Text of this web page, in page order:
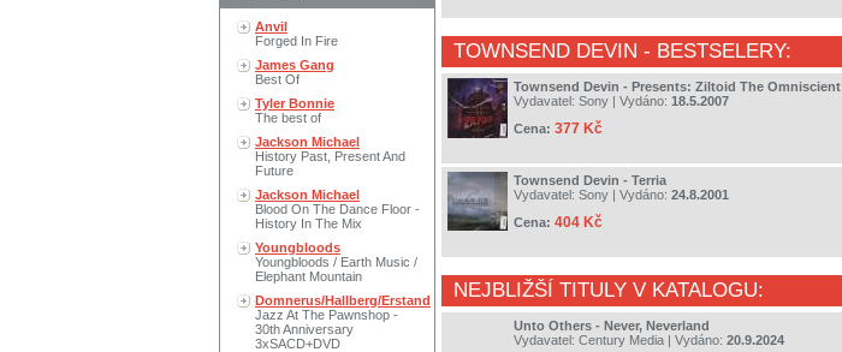
Anvil
Forged In Fire
James Gang
Best Of
Tyler Bonnie
The best of
Jackson Michael
History Past, Present And
Future
Jackson Michael
Blood On The Dance Floor -
History In The Mix
Youngbloods
Youngbloods / Earth Music /
Elephant Mountain
Domnerus/Hallberg/Erstand
Jazz At The Pawnshop -
30th Anniversary
3xSACD+DVD
TOWNSEND DEVIN - BESTSELERY:
Townsend Devin - Presents: Ziltoid The Omniscient
Vydavatel: Sony | Vydáno: 18.5.2007
Cena: 377 Kč
Townsend Devin - Terria
Vydavatel: Sony | Vydáno: 24.8.2001
Cena: 404 Kč
NEJBLIŽŠÍ TITULY V KATALOGU:
Unto Others - Never, Neverland
Vydavatel: Century Media | Vydáno: 20.9.2024